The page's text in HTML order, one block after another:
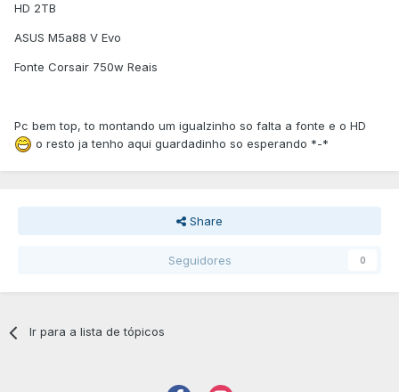
HD 2TB
ASUS M5a88 V Evo
Fonte Corsair 750w Reais
Pc bem top, to montando um igualzinho so falta a fonte e o HD
o resto ja tenho aqui guardadinho so esperando *-*
Share
Seguidores 0
Ir para a lista de tópicos